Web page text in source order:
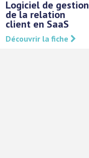
Logiciel de gestion
de la relation
client en SaaS
Découvrir la fiche